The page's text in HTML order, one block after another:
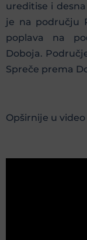
ureditise i
je na području
poplava na
Doboja.
Spreče prema
Opširnije u